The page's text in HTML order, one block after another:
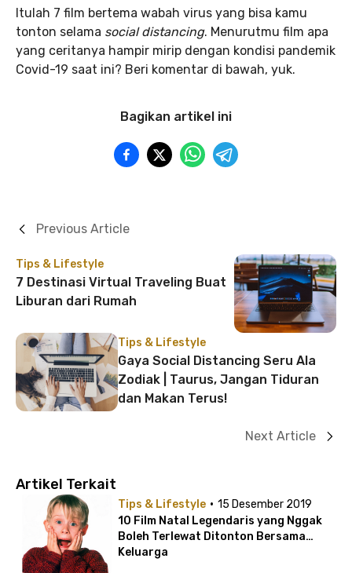
Itulah 7 film bertema wabah virus yang bisa kamu
tonton selama social distancing. Menurutmu film apa
yang ceritanya hampir mirip dengan kondisi pandemik
Covid-19 saat ini? Beri komentar di bawah, yuk.
Bagikan artikel ini
Tips & Lifestyle
7 Destinasi Virtual Traveling Buat
Liburan dari Rumah
Previous Article
Tips & Lifestyle
Gaya Social Distancing Seru Ala
Zodiak | Taurus, Jangan Tiduran
dan Makan Terus!
Next Article
Artikel Terkait
Tips & Lifestyle · 15 Desember 2019
10 Film Natal Legendaris yang Nggak
Boleh Terlewat Ditonton Bersama
Keluarga